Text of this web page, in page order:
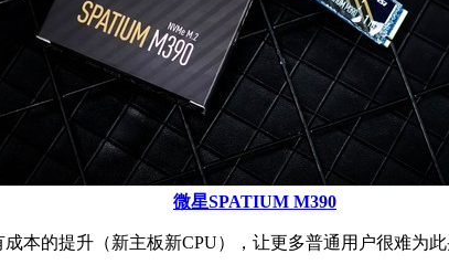
微星SPATIUM M390
本的提升（新主板新CPU），让更多普通用户很难为